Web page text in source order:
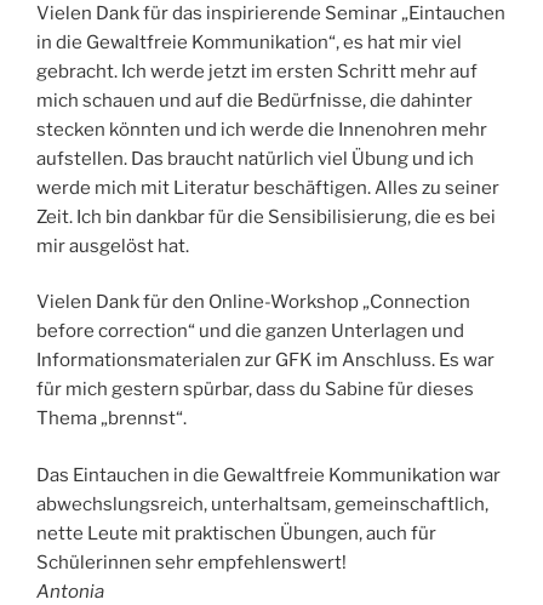
Vielen Dank für das inspirierende Seminar „Eintauchen
in die Gewaltfreie Kommunikation“, es hat mir viel
gebracht. Ich werde jetzt im ersten Schritt mehr auf
mich schauen und auf die Bedürfnisse, die dahinter
stecken könnten und ich werde die Innenohren mehr
aufstellen. Das braucht natürlich viel Übung und ich
werde mich mit Literatur beschäftigen. Alles zu seiner
Zeit. Ich bin dankbar für die Sensibilisierung, die es bei
mir ausgelöst hat.
Vielen Dank für den Online-Workshop „Connection
before correction“ und die ganzen Unterlagen und
Informationsmaterialen zur GFK im Anschluss. Es war
für mich gestern spürbar, dass du Sabine für dieses
Thema „brennst“.
Das Eintauchen in die Gewaltfreie Kommunikation war
abwechslungsreich, unterhaltsam, gemeinschaftlich,
nette Leute mit praktischen Übungen, auch für
Schülerinnen sehr empfehlenswert!
Antonia